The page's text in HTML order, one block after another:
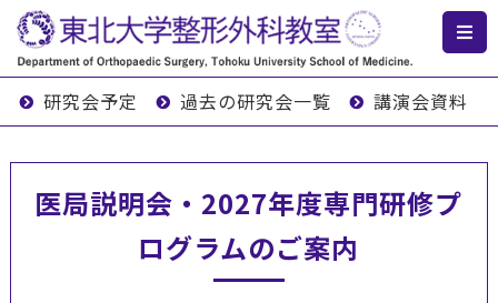
研究会予定 過去の研究会一覧 講演会資料
医局説明会・2027年度専門研修プ
ログラムのご案内